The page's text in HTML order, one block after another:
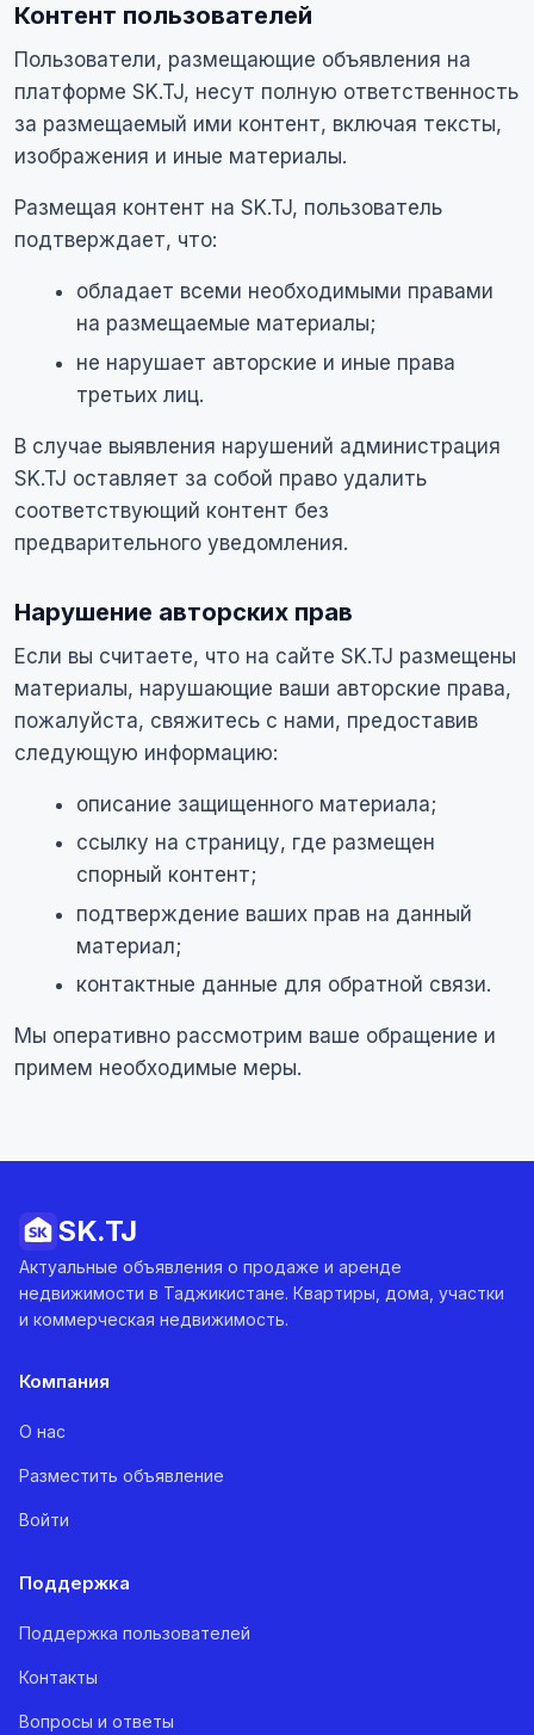
Контент пользователей
Пользователи, размещающие объявления на
платформе SK.TJ, несут полную ответственность
за размещаемый ими контент, включая тексты,
изображения и иные материалы.
Размещая контент на SK.TJ, пользователь
подтверждает, что:
обладает всеми необходимыми правами
на размещаемые материалы;
не нарушает авторские и иные права
третьих лиц.
В случае выявления нарушений администрация
SK.TJ оставляет за собой право удалить
соответствующий контент без
предварительного уведомления.
Нарушение авторских прав
Если вы считаете, что на сайте SK.TJ размещены
материалы, нарушающие ваши авторские права,
пожалуйста, свяжитесь с нами, предоставив
следующую информацию:
описание защищенного материала;
ссылку на страницу, где размещен
спорный контент;
подтверждение ваших прав на данный
материал;
контактные данные для обратной связи.
Мы оперативно рассмотрим ваше обращение и
примем необходимые меры.
SK.TJ
Актуальные объявления о продаже и аренде
недвижимости в Таджикистане. Квартиры, дома, участки
и коммерческая недвижимость.
Компания
О нас
Разместить объявление
Войти
Поддержка
Поддержка пользователей
Контакты
Вопросы и ответы